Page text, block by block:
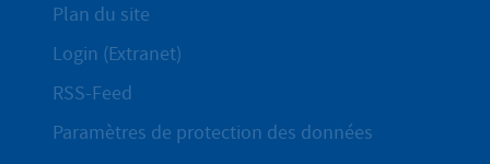
Plan du site
Login (Extranet)
RSS-Feed
Paramètres de protection des données